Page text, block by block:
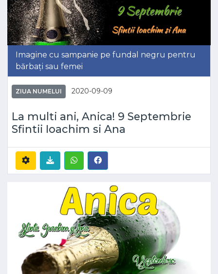
Imagine cu sampanie pe fundal negru pentru
bărbați sau femei
ZIUA NUMELUI 2020-09-09
La multi ani, Anica! 9 Septembrie
Sfintii Ioachim si Ana